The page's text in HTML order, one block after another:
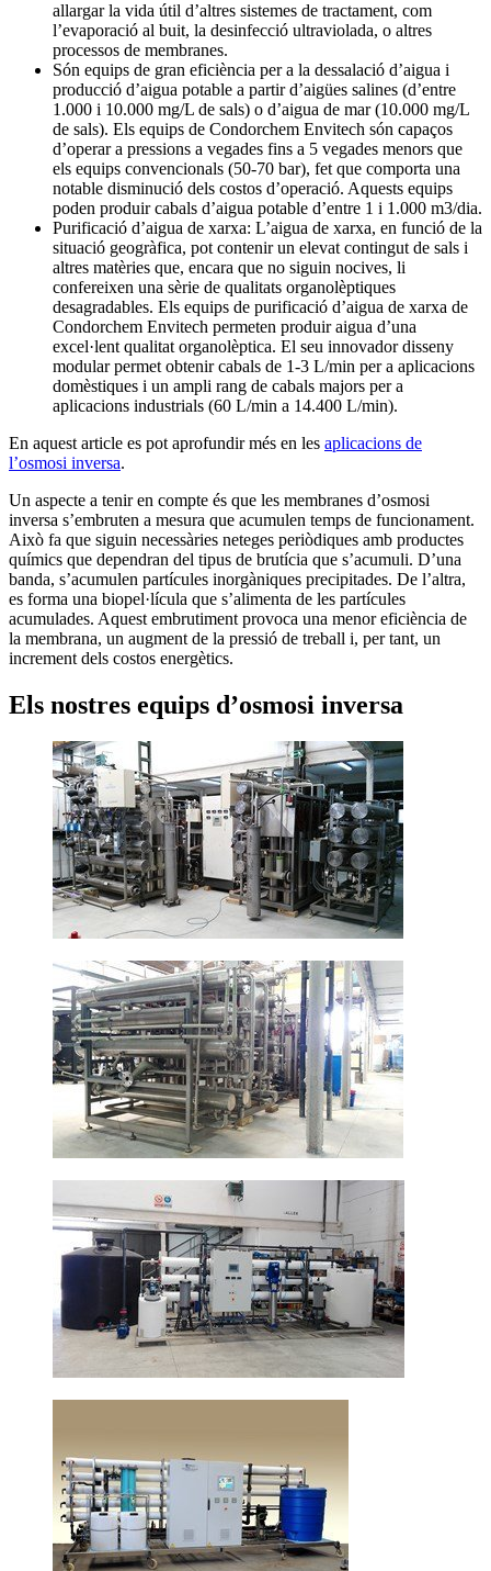
allargar la vida útil d’altres sistemes de tractament, com
l’evaporació al buit, la desinfecció ultraviolada, o altres
processos de membranes.
Són equips de gran eficiència per a la dessalació d’aigua i
producció d’aigua potable a partir d’aigües salines (d’entre
1.000 i 10.000 mg/L de sals) o d’aigua de mar (10.000 mg/L
de sals). Els equips de Condorchem Envitech són capaços
d’operar a pressions a vegades fins a 5 vegades menors que
els equips convencionals (50-70 bar), fet que comporta una
notable disminució dels costos d’operació. Aquests equips
poden produir cabals d’aigua potable d’entre 1 i 1.000 m3/dia.
Purificació d’aigua de xarxa: L’aigua de xarxa, en funció de la
situació geogràfica, pot contenir un elevat contingut de sals i
altres matèries que, encara que no siguin nocives, li
confereixen una sèrie de qualitats organolèptiques
desagradables. Els equips de purificació d’aigua de xarxa de
Condorchem Envitech permeten produir aigua d’una
excel·lent qualitat organolèptica. El seu innovador disseny
modular permet obtenir cabals de 1-3 L/min per a aplicacions
domèstiques i un ampli rang de cabals majors per a
aplicacions industrials (60 L/min a 14.400 L/min).
En aquest article es pot aprofundir més en les aplicacions de
l’osmosi inversa.
Un aspecte a tenir en compte és que les membranes d’osmosi
inversa s’embruten a mesura que acumulen temps de funcionament.
Això fa que siguin necessàries neteges periòdiques amb productes
químics que dependran del tipus de brutícia que s’acumuli. D’una
banda, s’acumulen partícules inorgàniques precipitades. De l’altra,
es forma una biopel·lícula que s’alimenta de les partícules
acumulades. Aquest embrutiment provoca una menor eficiència de
la membrana, un augment de la pressió de treball i, per tant, un
increment dels costos energètics.
Els nostres equips d’osmosi inversa